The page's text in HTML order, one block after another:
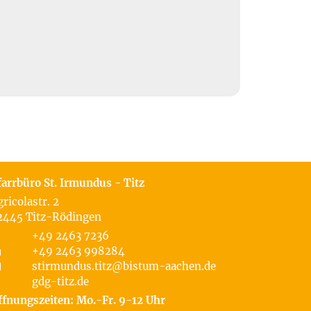
St. Irmundus - Titz
2
Titz-Rödingen
+49 2463 7236
+49 2463 998284
stirmundus.titz@bistum-aachen.de
gdg-titz.de
Mo.-Fr. 9-12 Uhr